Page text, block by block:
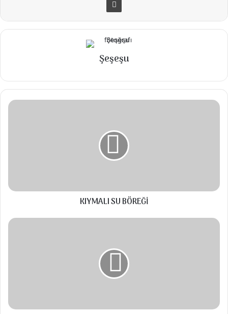
Çok az haşlanmış pazı yaprağı yada evelik
1 paket lor peynir
1.5 su bardağı bulgur
Neyaz soğanı kavurup bulguru koyup su
ekleyip pişiriyoruz.
Şeşeşu
KIYMALI
KIYMALI SU BÖREĞİ
Peynirli